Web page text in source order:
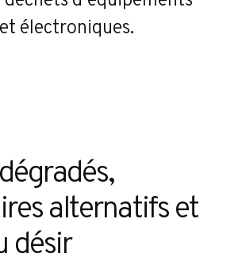
électroniques.
alternatifs et
désir